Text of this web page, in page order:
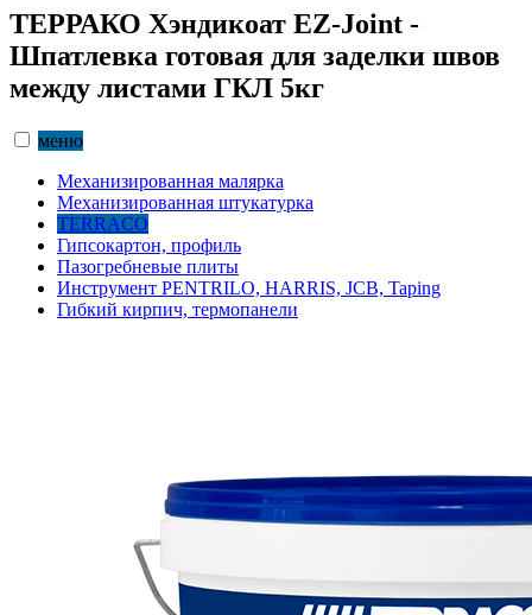
ТЕРРАКО Хэндикоат EZ-Joint -
Шпатлевка готовая для заделки швов
между листами ГКЛ 5кг
меню
Механизированная малярка
Механизированная штукатурка
TERRACO
Гипсокартон, профиль
Пазогребневые плиты
Инструмент PENTRILO, HARRIS, JCB, Taping
Гибкий кирпич, термопанели